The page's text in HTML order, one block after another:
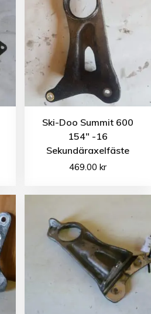
Ski-Doo Summit 600
154″ -16
Sekundäraxelfäste
469.00 kr